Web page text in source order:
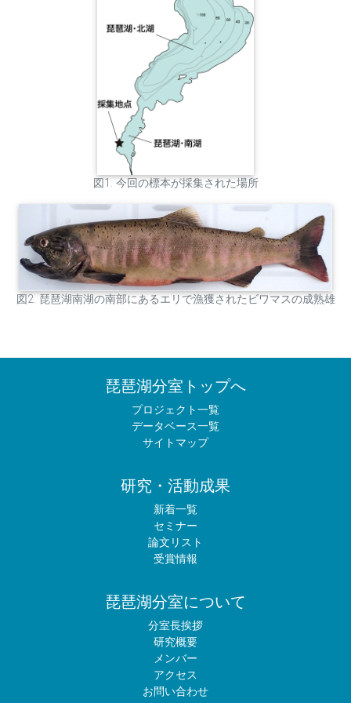
図1. 今回の標本が採集された場所
図2. 琵琶湖南湖の南部にあるエリで漁獲されたビワマスの成熟雄
琵琶湖分室トップへ
プロジェクト一覧
データベース一覧
サイトマップ
研究・活動成果
新着一覧
セミナー
論文リスト
受賞情報
琵琶湖分室について
分室長挨拶
研究概要
メンバー
アクセス
お問い合わせ